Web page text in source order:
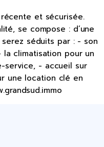
et sécurisée.
se compose : d’une
serez séduits par : - son
climatisation pour un
service, - accueil sur
une location clé en